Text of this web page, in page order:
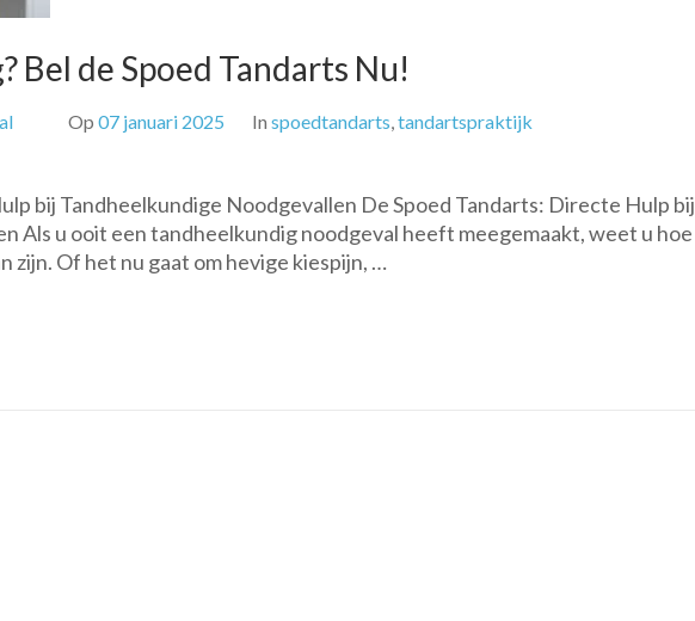
Bel de Spoed Tandarts Nu!
Op 07 januari 2025 In spoedtandarts,tandartspraktijk
bij Tandheelkundige Noodgevallen De Spoed Tandarts: Directe Hulp bij
Als u ooit een tandheelkundig noodgeval heeft meegemaakt, weet u hoe
zijn. Of het nu gaat om hevige kiespijn, …